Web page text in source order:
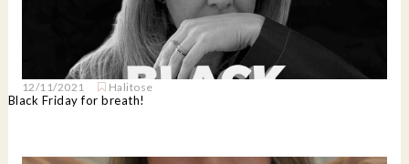
12/11/2021 Halitose
Black Friday for breath!